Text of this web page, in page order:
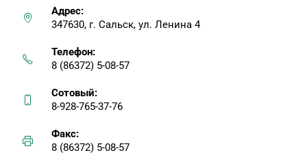
Адрес:
347630, г. Сальск, ул. Ленина 4
Телефон:
8 (86372) 5-08-57
Сотовый:
8-928-765-37-76
Факс:
8 (86372) 5-08-57